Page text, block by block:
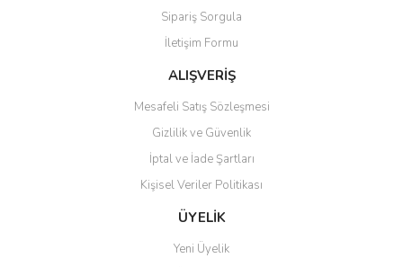
Sipariş Sorgula
İletişim Formu
ALIŞVERİŞ
Mesafeli Satış Sözleşmesi
Gizlilik ve Güvenlik
İptal ve İade Şartları
Kişisel Veriler Politikası
ÜYELİK
Yeni Üyelik